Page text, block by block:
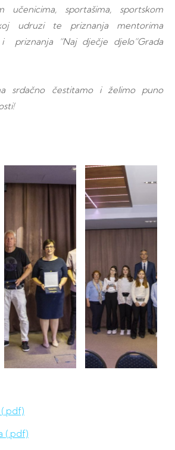
učenicima, sportašima, sportskom
udruzi te priznanja mentorima
i priznanja “Naj dječje djelo”Grada
srdačno čestitamo i želimo puno
(.pdf)